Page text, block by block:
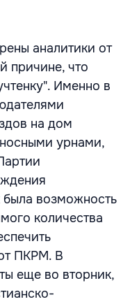
аналитики от
причине, что
Именно в
на дом
урнами,
была возможность
количества
ПКРМ. В
еще во вторник,